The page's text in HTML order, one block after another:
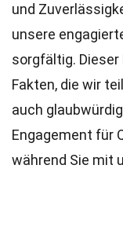
und
unsere
sorgfältig.
Fakten, die wir
auch
Engagement für
während Sie mit